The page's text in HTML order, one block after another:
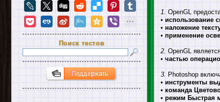
1. OpenGL
• использование
• наложение
• применение
2. OpenGL
• частью
3. Photoshop
• инструменты
• команда
• режим Быстрая
Поиск тестов